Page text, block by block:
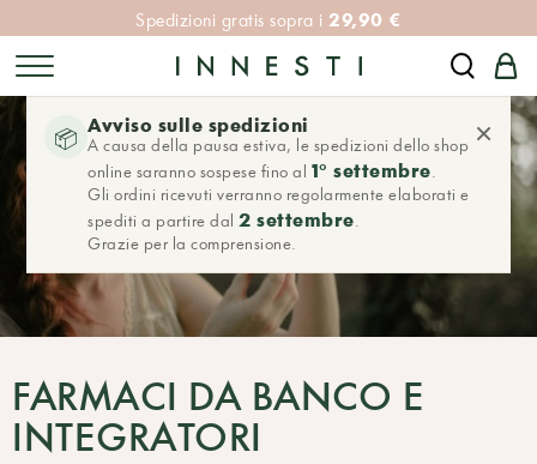
Spedizioni gratis sopra i29,90 €
📦 Avviso sulle spedizioni
A causa della pausa estiva, le spedizioni dello shop
online saranno sospese fino al 1° settembre.
Gli ordini ricevuti verranno regolarmente elaborati e
spediti a partire dal2 settembre.
Grazie per la comprensione.
×
FARMACI DA BANCO E
INTEGRATORI